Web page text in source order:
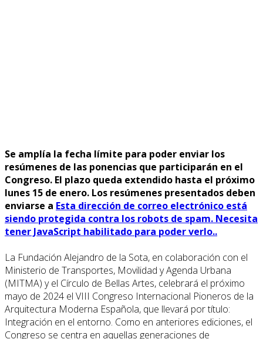
Se amplía la fecha límite para poder enviar los
resúmenes de las ponencias que participarán en el
Congreso. El plazo queda extendido hasta el próximo
lunes 15 de enero. Los resúmenes presentados deben
enviarse a Esta dirección de correo electrónico está
siendo protegida contra los robots de spam. Necesita
tener JavaScript habilitado para poder verlo..
La Fundación Alejandro de la Sota, en colaboración con el
Ministerio de Transportes, Movilidad y Agenda Urbana
(MITMA) y el Círculo de Bellas Artes, celebrará el próximo
mayo de 2024 el VIII Congreso Internacional Pioneros de la
Arquitectura Moderna Española, que llevará por título:
Integración en el entorno. Como en anteriores ediciones, el
Congreso se centra en aquellas generaciones de